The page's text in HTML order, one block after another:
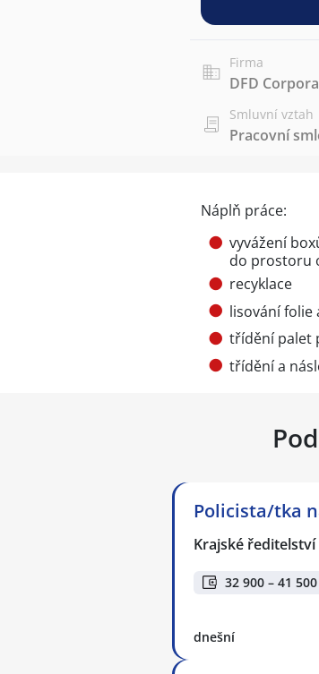
Firma
DFD
Smluvní vztah
Pracovní
Náplň práce:
vyvážení
do prostoru
recyklace
lisování folie
třídění palet
třídění a
Policista/tka
Krajské
32 900 – 41
dnešní